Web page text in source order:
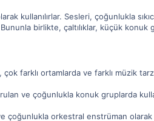
kullanılırlar. Sesleri, çoğunlukla
birlikte, çaltılıklar, küçük
farklı ortamlarda ve farklı müzik
ve çoğunlukla konuk gruplarda
çoğunlukla orkestral enstrüman olarak